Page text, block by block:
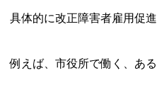
具体的に改正障害者雇用促
例えば、市役所で働く、あ